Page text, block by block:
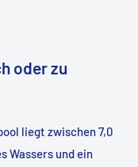
oder zu
liegt zwischen 7,0
Wassers und ein